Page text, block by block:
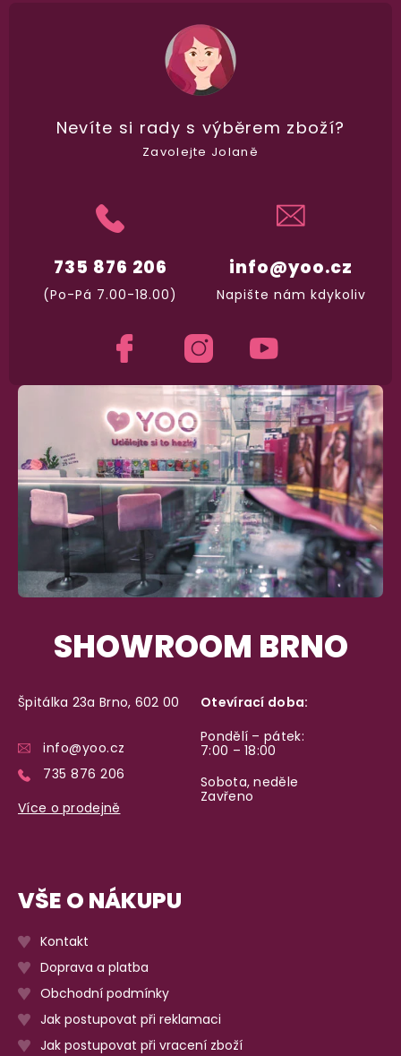
98% spokojenost
recenzí ověřených zakazníků
100% diskrétní balení
vypadá balíček
Dodání do 2. dne
Na rychlosti záleží! Vše důležité máme
Garance vrácení peněz
Máte30 dnína bezplatné vrácení zboží
info@yoo.cz
Napište nám kdykoliv
735 876 206
(Po-Pá 7.00-18.00)
Nevíte si rady s výběrem zboží?
Zavolejte Jolaně
SHOWROOM BRNO
Špitálka 23a Brno, 602 00
info@yoo.cz
735 876 206
Více o prodejně
Otevírací doba:
Pondělí – pátek:
7:00 – 18:00
Sobota, neděle
Zavřeno
VŠE O NÁKUPU
Kontakt
Doprava a platba
Obchodní podmínky
Jak postupovat při reklamaci
Jak postupovat při vracení zboží